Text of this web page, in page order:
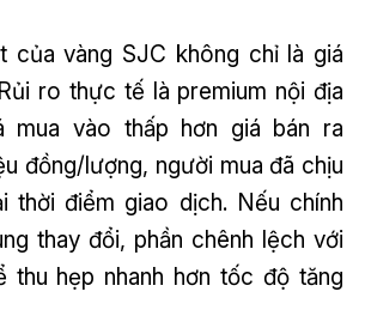
của vàng SJC không chỉ là giá
ro thực tế là premium nội địa
mua vào thấp hơn giá bán ra
đồng/lượng, người mua đã chịu
thời điểm giao dịch. Nếu chính
thay đổi, phần chênh lệch với
thu hẹp nhanh hơn tốc độ tăng